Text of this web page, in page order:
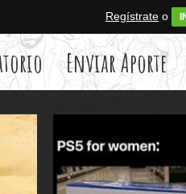
Regístrate o
Enviar Aporte